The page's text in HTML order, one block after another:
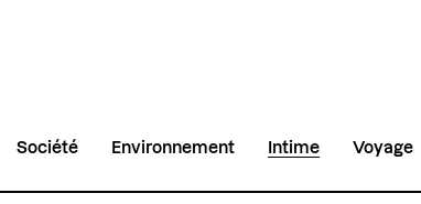
Société Environnement Intime Voyage